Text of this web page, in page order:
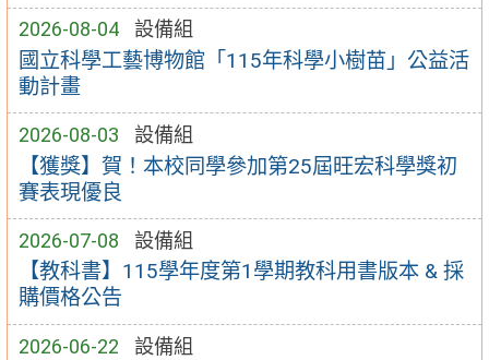
2026-08-04 設備組
國立科學工藝博物館「115年科學小樹苗」公益活
動計畫
2026-08-03 設備組
【獲獎】賀！本校同學參加第25屆旺宏科學獎初
賽表現優良
2026-07-08 設備組
【教科書】115學年度第1學期教科用書版本 & 採
購價格公告
2026-06-22 設備組